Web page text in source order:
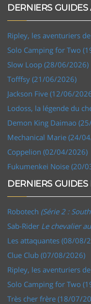
DERNIERS GUIDES
Ripley, les aventuriers
Solo Camping for Two
Slow Loop (28/06/2026)
Tofffsy (21/06/2026)
Jackson Five (12/06/
Lodoss, la légende du
Demon King Daimao
Mechanical Marie (24/
Coppelion (02/04/2026)
Fukumenkei Noise (20/
DERNIERS
Robotech (Série 2 :
Sab-Rider Le chevalier
Les attaquantes (08/08/
Clue Club (07/08/2026)
Ripley, les aventuriers
Solo Camping for Two
Très cher frère (18/07/